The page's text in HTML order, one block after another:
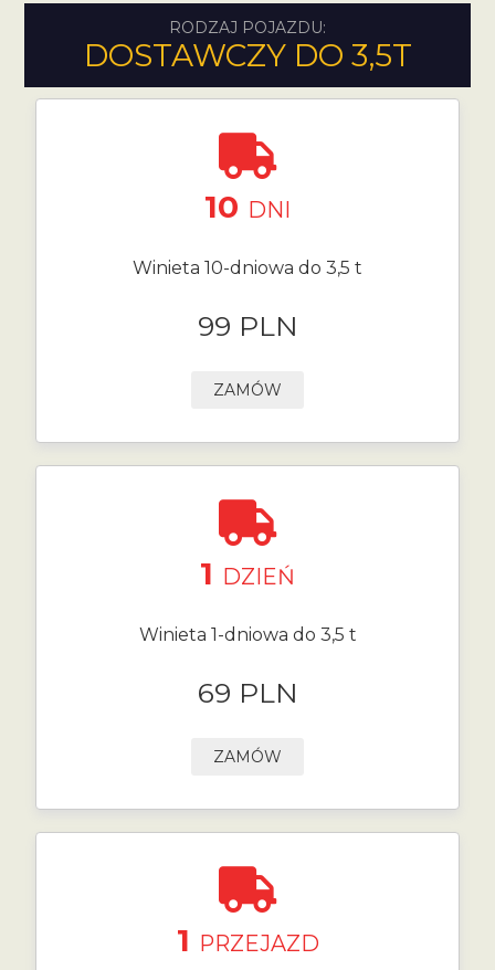
RODZAJ POJAZDU:
DOSTAWCZY DO 3,5T
10 DNI
Winieta 10-dniowa do 3,5 t
99 PLN
ZAMÓW
1 DZIEŃ
Winieta 1-dniowa do 3,5 t
69 PLN
ZAMÓW
1 PRZEJAZD